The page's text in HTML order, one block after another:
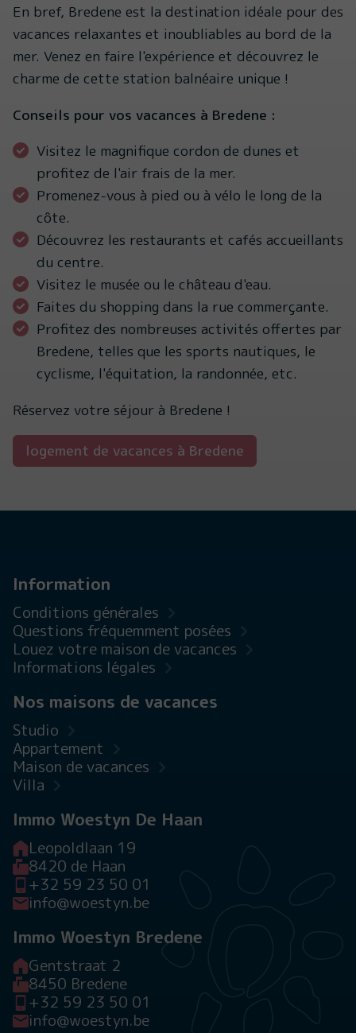
En bref, Bredene est la destination idéale pour des
vacances relaxantes et inoubliables au bord de la
mer. Venez en faire l'expérience et découvrez le
charme de cette station balnéaire unique !
Conseils pour vos vacances à Bredene :
Visitez le magnifique cordon de dunes et
profitez de l'air frais de la mer.
Promenez-vous à pied ou à vélo le long de la
côte.
Découvrez les restaurants et cafés accueillants
du centre.
Visitez le musée ou le château d'eau.
Faites du shopping dans la rue commerçante.
Profitez des nombreuses activités offertes par
Bredene, telles que les sports nautiques, le
cyclisme, l'équitation, la randonnée, etc.
Réservez votre séjour à Bredene !
logement de vacances à Bredene
Information
Conditions générales
Questions fréquemment posées
Louez votre maison de vacances
Informations légales
Nos maisons de vacances
Studio
Appartement
Maison de vacances
Villa
Immo Woestyn De Haan
Leopoldlaan 19
8420 de Haan
+32 59 23 50 01
info@woestyn.be
Immo Woestyn Bredene
Gentstraat 2
8450 Bredene
+32 59 23 50 01
info@woestyn.be